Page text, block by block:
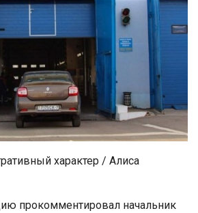
характер / Алиса
прокомментировал начальник